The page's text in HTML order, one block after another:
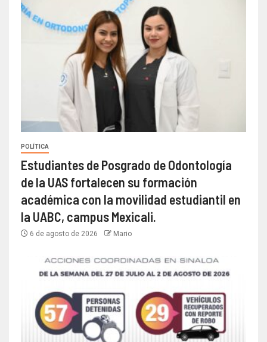
POLÍTICA
Estudiantes de Posgrado de Odontología
de la UAS fortalecen su formación
académica con la movilidad estudiantil en
la UABC, campus Mexicali.
6 de agosto de 2026 Mario